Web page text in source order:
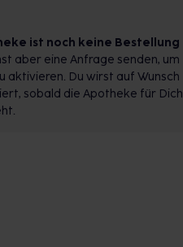
ist noch keine Bestellung
aber eine Anfrage senden, um
aktivieren. Du wirst auf Wunsch
sobald die Apotheke für Dich